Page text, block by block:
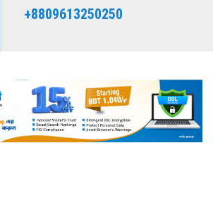
+8809613250250